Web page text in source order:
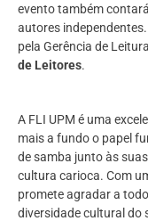
evento também
autores
pela Gerência de
de Leitores.
A FLI UPM é uma
mais a fundo o papel
de samba junto às
cultura carioca. Com
promete agradar a
diversidade cultural do